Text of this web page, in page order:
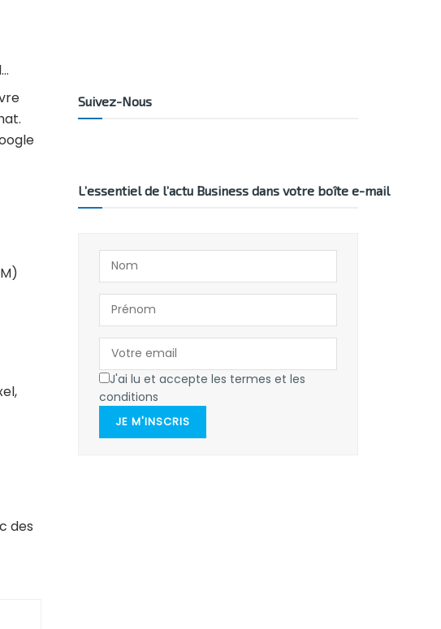
des
Suivez-Nous
L’essentiel de l’actu Business dans votre boîte e-mail
J'ai lu et accepte les termes et les
conditions
JE M'INSCRIS